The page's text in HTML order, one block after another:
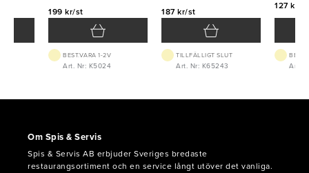
199 kr/st
BEST.VARA 1-2V
Art. Nr: K5024
187 kr/st
TILLFÄLLIGT SLUT
Art. Nr: K65243
127 kr/st
Art.
Om Spis & Servis
Spis & Servis AB erbjuder Sveriges bredaste
restaurangsortiment och en service långt utöver det vanliga.